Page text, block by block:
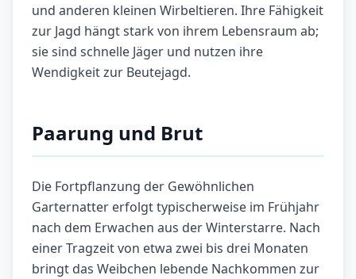
und anderen kleinen Wirbeltieren. Ihre Fähigkeit
zur Jagd hängt stark von ihrem Lebensraum ab;
sie sind schnelle Jäger und nutzen ihre
Wendigkeit zur Beutejagd.
Paarung und Brut
Die Fortpflanzung der Gewöhnlichen
Garternatter erfolgt typischerweise im Frühjahr
nach dem Erwachen aus der Winterstarre. Nach
einer Tragzeit von etwa zwei bis drei Monaten
bringt das Weibchen lebende Nachkommen zur